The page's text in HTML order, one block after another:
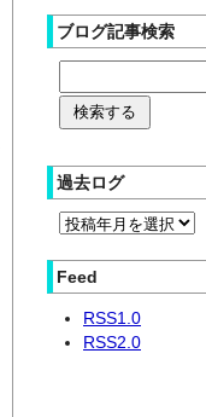
ブログ記事検索
過去ログ
Feed
RSS1.0
RSS2.0